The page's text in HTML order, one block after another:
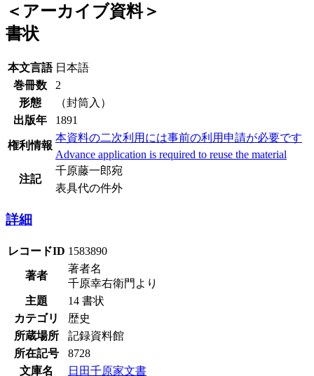
＜アーカイブ資料＞
書状
本文言語 日本語
巻冊数
2
形態
（封筒入）
出版年
1891
権利情報
本資料の二次利用には事前の利用申請が必要です
Advance application is required to reuse the material
注記
千原藤一郎宛
表具代の件外
詳細
レコードID 1583890
著者
著者名
千原幸右衛門より
主題
14 書状
カテゴリ
歴史
所蔵場所
記録資料館
所在記号
8728
文庫名
日田千原家文書